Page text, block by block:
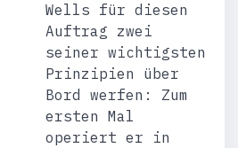
Wells für diesen
Auftrag zwei
seiner wichtigsten
Prinzipien über
Bord werfen: Zum
ersten Mal
operiert er in